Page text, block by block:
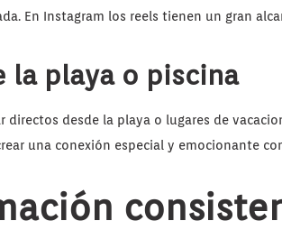
En Instagram los reels tienen un gran
la playa o piscina
desde la playa o lugares de
una conexión especial y emocionante